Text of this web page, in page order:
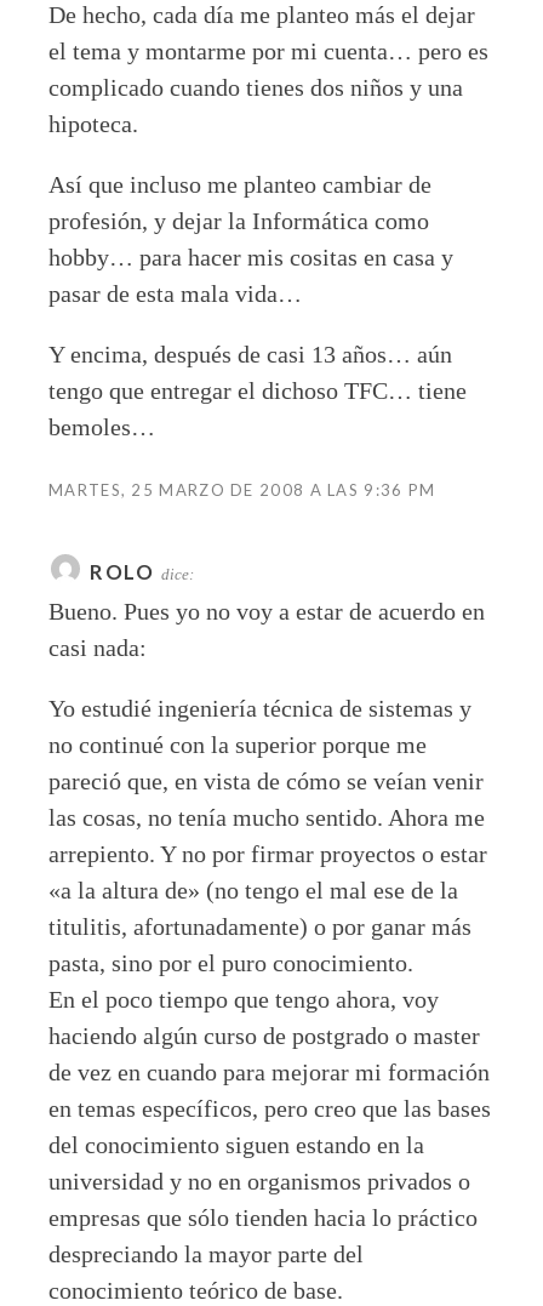
De hecho, cada día me planteo más el dejar
el tema y montarme por mi cuenta… pero es
complicado cuando tienes dos niños y una
hipoteca.
Así que incluso me planteo cambiar de
profesión, y dejar la Informática como
hobby… para hacer mis cositas en casa y
pasar de esta mala vida…
Y encima, después de casi 13 años… aún
tengo que entregar el dichoso TFC… tiene
bemoles…
MARTES, 25 MARZO DE 2008 A LAS 9:36 PM
ROLO dice:
Bueno. Pues yo no voy a estar de acuerdo en
casi nada:
Yo estudié ingeniería técnica de sistemas y
no continué con la superior porque me
pareció que, en vista de cómo se veían venir
las cosas, no tenía mucho sentido. Ahora me
arrepiento. Y no por firmar proyectos o estar
«a la altura de» (no tengo el mal ese de la
titulitis, afortunadamente) o por ganar más
pasta, sino por el puro conocimiento.
En el poco tiempo que tengo ahora, voy
haciendo algún curso de postgrado o master
de vez en cuando para mejorar mi formación
en temas específicos, pero creo que las bases
del conocimiento siguen estando en la
universidad y no en organismos privados o
empresas que sólo tienden hacia lo práctico
despreciando la mayor parte del
conocimiento teórico de base.